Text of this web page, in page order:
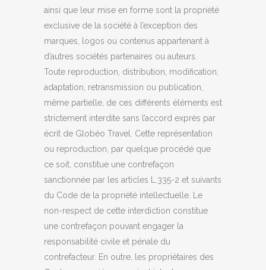
ainsi que leur mise en forme sont la propriété
exclusive de la société à l’exception des
marques, logos ou contenus appartenant à
d’autres sociétés partenaires ou auteurs.
Toute reproduction, distribution, modification,
adaptation, retransmission ou publication,
même partielle, de ces différents éléments est
strictement interdite sans l’accord exprès par
écrit de Globéo Travel. Cette représentation
ou reproduction, par quelque procédé que
ce soit, constitue une contrefaçon
sanctionnée par les articles L.335-2 et suivants
du Code de la propriété intellectuelle. Le
non-respect de cette interdiction constitue
une contrefaçon pouvant engager la
responsabilité civile et pénale du
contrefacteur. En outre, les propriétaires des